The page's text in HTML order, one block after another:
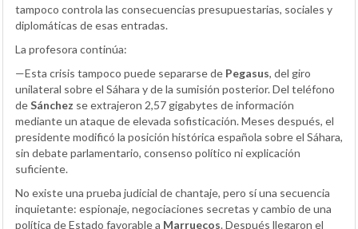
tampoco controla las consecuencias presupuestarias, sociales y
diplomáticas de esas entradas.
La profesora continúa:
—Esta crisis tampoco puede separarse de Pegasus, del giro
unilateral sobre el Sáhara y de la sumisión posterior. Del teléfono
deSánchez se extrajeron 2,57 gigabytes de información
mediante un ataque de elevada sofisticación. Meses después, el
presidente modificó la posición histórica española sobre el Sáhara,
sin debate parlamentario, consenso político ni explicación
suficiente.
No existe una prueba judicial de chantaje, pero sí una secuencia
inquietante: espionaje, negociaciones secretas y cambio de una
política de Estado favorable a Marruecos. Después llegaron el